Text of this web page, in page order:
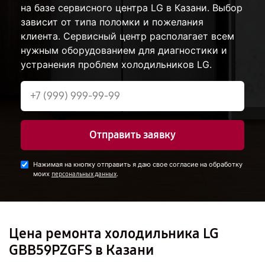
на базе сервисного центра LG в Казани. Выбор
зависит от типа поломки и пожелания
клиента. Сервисный центр располагает всем
нужным оборудованием для диагностики и
устранения проблем холодильников LG.
Отправить заявку
Нажимая на кнопку отправить я даю свое согласие на обработку
моих персональных данных.
Цена ремонта холодильника LG
GBB59PZGFS в Казани